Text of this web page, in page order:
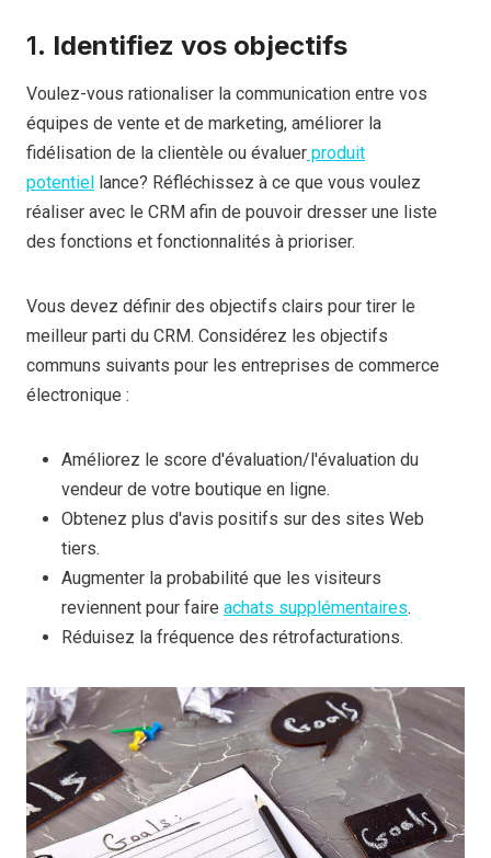
1. Identifiez vos objectifs
Voulez-vous rationaliser la communication entre vos
équipes de vente et de marketing, améliorer la
fidélisation de la clientèle ou évaluer produit
potentiel
lance? Réfléchissez à ce que vous voulez
réaliser avec le CRM afin de pouvoir dresser une liste
des fonctions et fonctionnalités à prioriser.
Vous devez définir des objectifs clairs pour tirer le
meilleur parti du CRM. Considérez les objectifs
communs suivants pour les entreprises de commerce
électronique :
Améliorez le score d'évaluation/l'évaluation du
vendeur de votre boutique en ligne.
Obtenez plus d'avis positifs sur des sites Web
tiers.
Augmenter la probabilité que les visiteurs
reviennent pour faire achats supplémentaires.
Réduisez la fréquence des rétrofacturations.